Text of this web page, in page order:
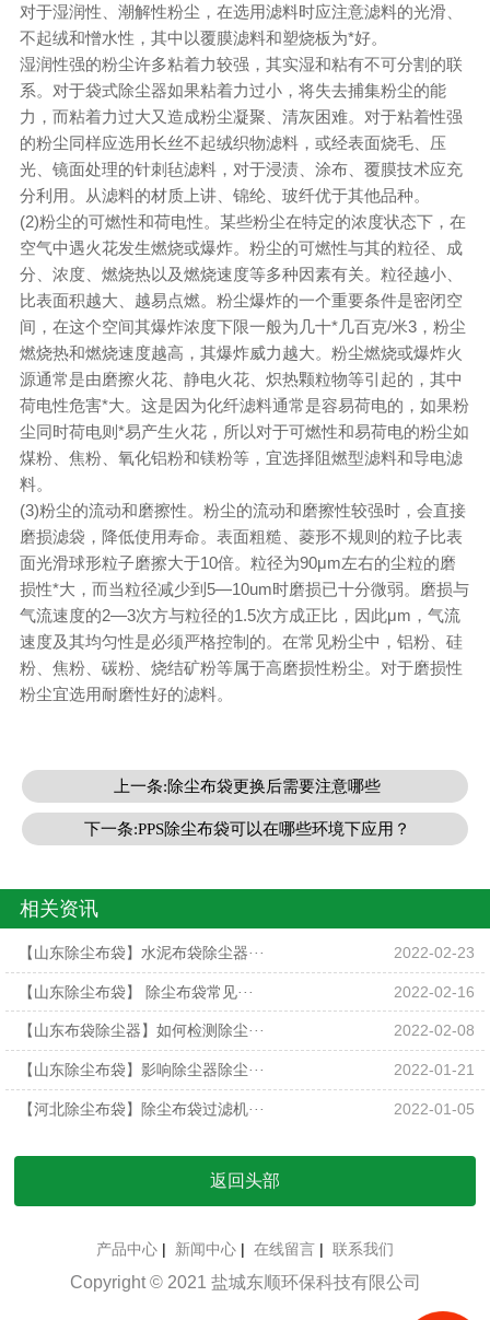
对于湿润性、潮解性粉尘，在选用滤料时应注意滤料的光滑、
不起绒和憎水性，其中以覆膜滤料和塑烧板为*好。
湿润性强的粉尘许多粘着力较强，其实湿和粘有不可分割的联
系。对于袋式除尘器如果粘着力过小，将失去捕集粉尘的能
力，而粘着力过大又造成粉尘凝聚、清灰困难。对于粘着性强
的粉尘同样应选用长丝不起绒织物滤料，或经表面烧毛、压
光、镜面处理的针刺毡滤料，对于浸渍、涂布、覆膜技术应充
分利用。从滤料的材质上讲、锦纶、玻纤优于其他品种。
(2)粉尘的可燃性和荷电性。某些粉尘在特定的浓度状态下，在
空气中遇火花发生燃烧或爆炸。粉尘的可燃性与其的粒径、成
分、浓度、燃烧热以及燃烧速度等多种因素有关。粒径越小、
比表面积越大、越易点燃。粉尘爆炸的一个重要条件是密闭空
间，在这个空间其爆炸浓度下限一般为几十*几百克/米3，粉尘
燃烧热和燃烧速度越高，其爆炸威力越大。粉尘燃烧或爆炸火
源通常是由磨擦火花、静电火花、炽热颗粒物等引起的，其中
荷电性危害*大。这是因为化纤滤料通常是容易荷电的，如果粉
尘同时荷电则*易产生火花，所以对于可燃性和易荷电的粉尘如
煤粉、焦粉、氧化铝粉和镁粉等，宜选择阻燃型滤料和导电滤
料。
(3)粉尘的流动和磨擦性。粉尘的流动和磨擦性较强时，会直接
磨损滤袋，降低使用寿命。表面粗糙、菱形不规则的粒子比表
面光滑球形粒子磨擦大于10倍。粒径为90μm左右的尘粒的磨
损性*大，而当粒径减少到5—10um时磨损已十分微弱。磨损与
气流速度的2—3次方与粒径的1.5次方成正比，因此μm，气流
速度及其均匀性是必须严格控制的。在常见粉尘中，铝粉、硅
粉、焦粉、碳粉、烧结矿粉等属于高磨损性粉尘。对于磨损性
粉尘宜选用耐磨性好的滤料。
上一条:除尘布袋更换后需要注意哪些
下一条:PPS除尘布袋可以在哪些环境下应用？
相关资讯
2022-02-23
【山东除尘布袋】水泥布袋除尘器···
2022-02-16
【山东除尘布袋】 除尘布袋常见···
2022-02-08
【山东布袋除尘器】如何检测除尘···
2022-01-21
【山东除尘布袋】影响除尘器除尘···
2022-01-05
【河北除尘布袋】除尘布袋过滤机···
返回头部
产品中心 | 新闻中心 | 在线留言 | 联系我们
Copyright © 2021 盐城东顺环保科技有限公司